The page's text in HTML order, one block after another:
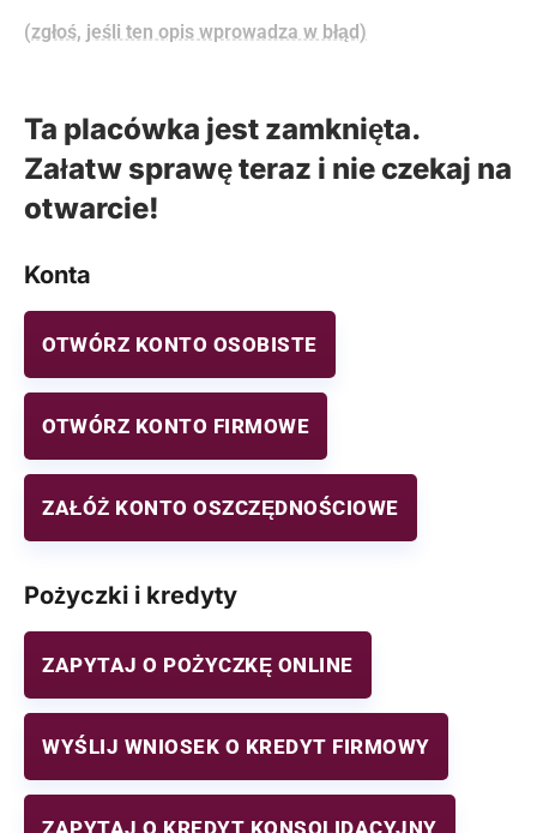
(zgłoś, jeśli ten opis wprowadza w błąd)
Ta placówka jest zamknięta.
Załatw sprawę teraz i nie czekaj na
otwarcie!
Konta
OTWÓRZ KONTO OSOBISTE
OTWÓRZ KONTO FIRMOWE
ZAŁÓŻ KONTO OSZCZĘDNOŚCIOWE
Pożyczki i kredyty
ZAPYTAJ O POŻYCZKĘ ONLINE
WYŚLIJ WNIOSEK O KREDYT FIRMOWY
ZAPYTAJ O KREDYT KONSOLIDACYJNY